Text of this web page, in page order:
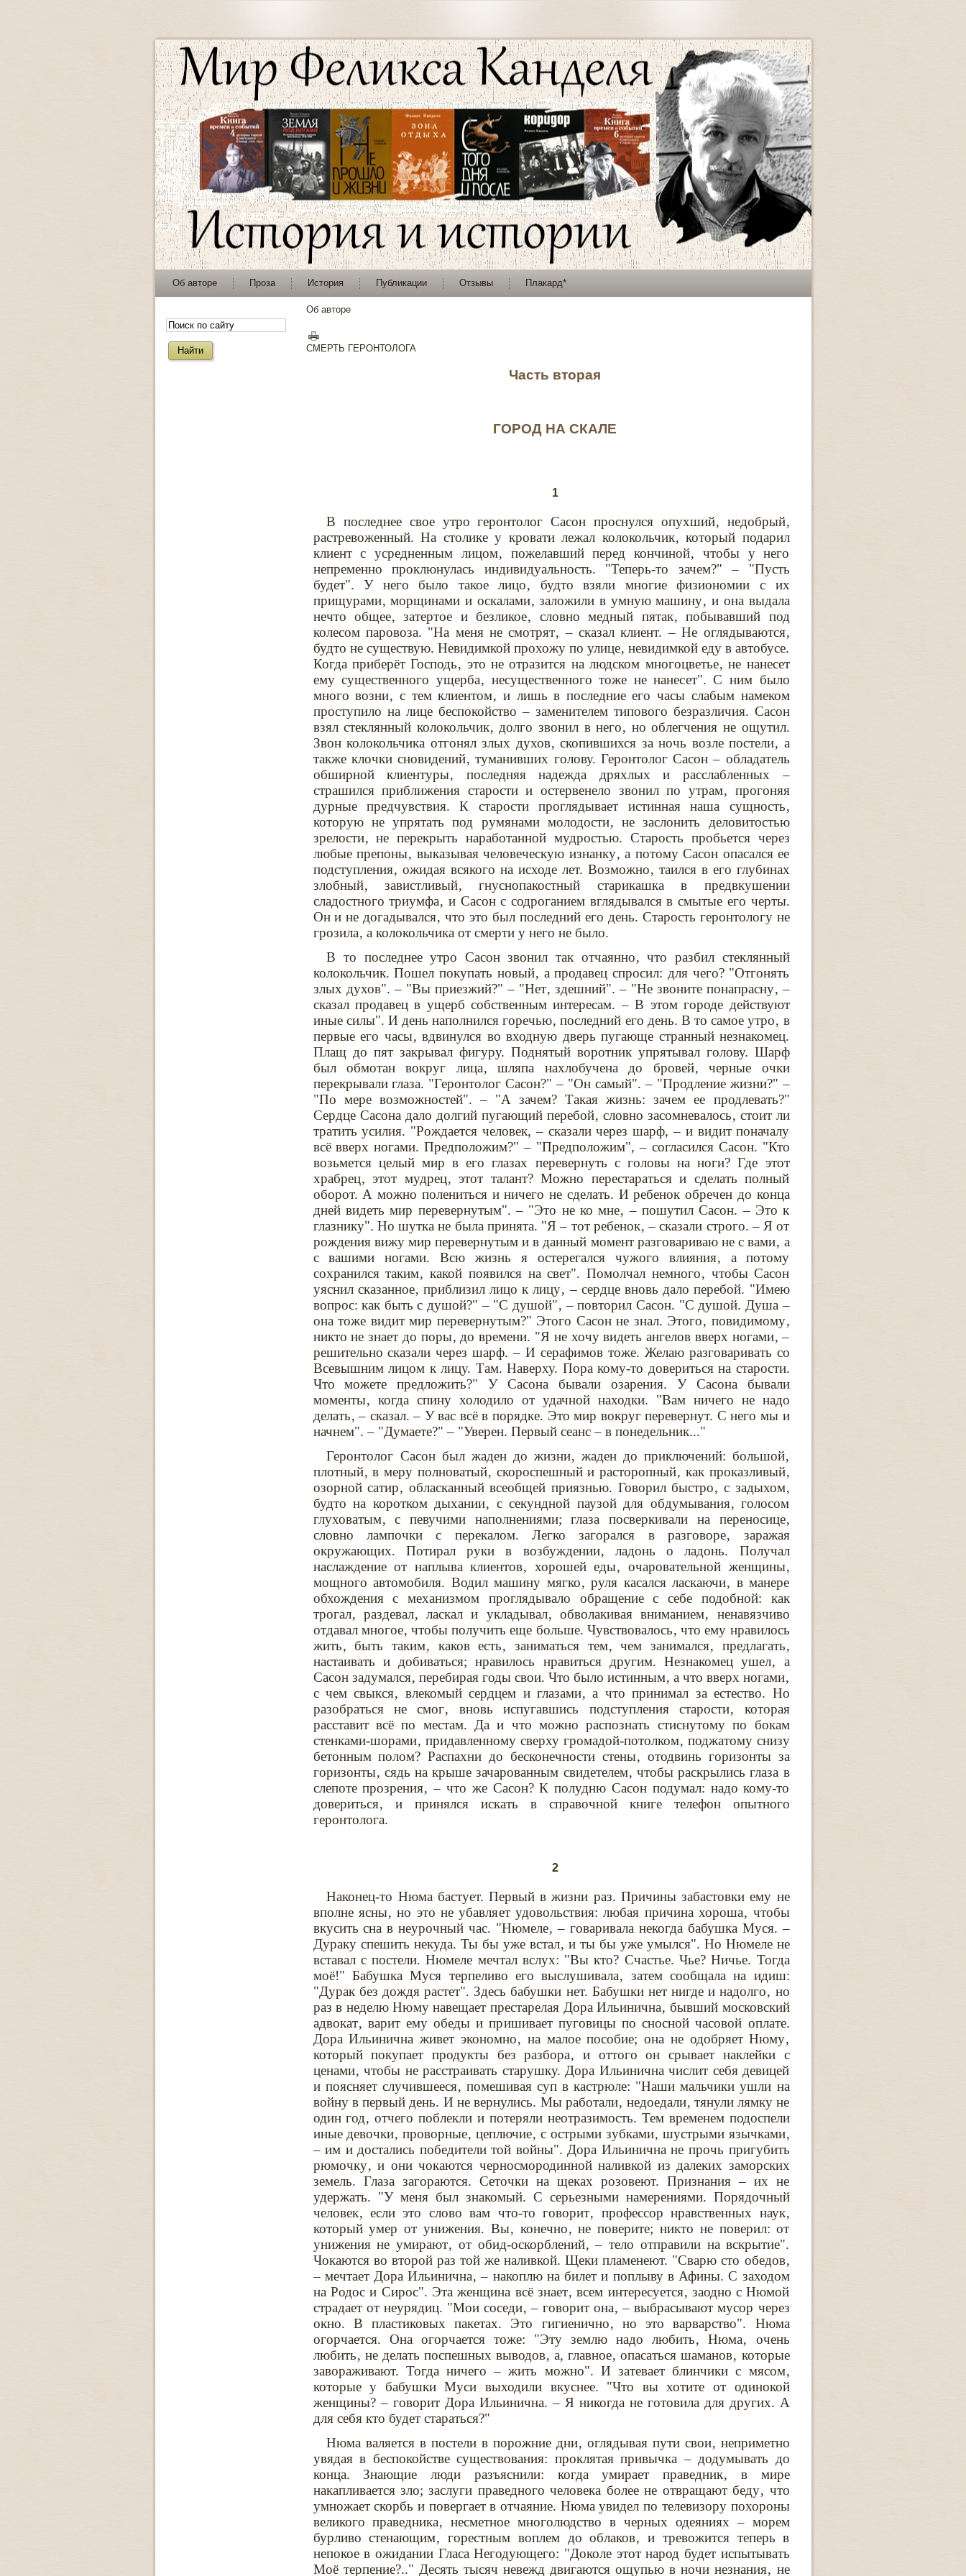
Об авторе Проза История Публикации Отзывы Плакард*
Об авторе
СМЕРТЬ ГЕРОНТОЛОГА
Часть вторая
ГОРОД НА СКАЛЕ
1
В последнее свое утро геронтолог Сасон проснулся опухший‚ недобрый‚
растревоженный. На столике у кровати лежал колокольчик‚ который подарил
клиент с усредненным лицом‚ пожелавший перед кончиной‚ чтобы у него
непременно проклюнулась индивидуальность. "Теперь-то зачем?" – "Пусть
будет". У него было такое лицо‚ будто взяли многие физиономии с их
прищурами‚ морщинами и оскалами‚ заложили в умную машину‚ и она выдала
нечто общее‚ затертое и безликое‚ словно медный пятак‚ побывавший под
колесом паровоза. "На меня не смотрят‚ – сказал клиент. – Не оглядываются‚
будто не существую. Невидимкой прохожу по улице‚ невидимкой еду в автобусе.
Когда приберёт Господь‚ это не отразится на людском многоцветье‚ не нанесет
ему существенного ущерба‚ несущественного тоже не нанесет". С ним было
много возни‚ с тем клиентом‚ и лишь в последние его часы слабым намеком
проступило на лице беспокойство – заменителем типового безразличия. Сасон
взял стеклянный колокольчик‚ долго звонил в него‚ но облегчения не ощутил.
Звон колокольчика отгонял злых духов‚ скопившихся за ночь возле постели‚ а
также клочки сновидений‚ туманивших голову. Геронтолог Сасон – обладатель
обширной клиентуры‚ последняя надежда дряхлых и расслабленных –
страшился приближения старости и остервенело звонил по утрам‚ прогоняя
дурные предчувствия. К старости проглядывает истинная наша сущность‚
которую не упрятать под румянами молодости‚ не заслонить деловитостью
зрелости‚ не перекрыть наработанной мудростью. Старость пробьется через
любые препоны‚ выказывая человеческую изнанку‚ а потому Сасон опасался ее
подступления‚ ожидая всякого на исходе лет. Возможно‚ таился в его глубинах
злобный‚ завистливый‚ гнуснопакостный старикашка в предвкушении
сладостного триумфа‚ и Сасон с содроганием вглядывался в смытые его черты.
Он и не догадывался‚ что это был последний его день. Старость геронтологу не
грозила‚ а колокольчика от смерти у него не было.
В то последнее утро Сасон звонил так отчаянно‚ что разбил стеклянный
колокольчик. Пошел покупать новый‚ а продавец спросил: для чего? "Отгонять
злых духов". – "Вы приезжий?" – "Нет‚ здешний". – "Не звоните понапрасну‚ –
сказал продавец в ущерб собственным интересам. – В этом городе действуют
иные силы". И день наполнился горечью‚ последний его день. В то самое утро‚ в
первые его часы‚ вдвинулся во входную дверь пугающе странный незнакомец.
Плащ до пят закрывал фигуру. Поднятый воротник упрятывал голову. Шарф
был обмотан вокруг лица‚ шляпа нахлобучена до бровей‚ черные очки
перекрывали глаза. "Геронтолог Сасон?" – "Он самый". – "Продление жизни?" –
"По мере возможностей". – "А зачем? Такая жизнь: зачем ее продлевать?"
Сердце Сасона дало долгий пугающий перебой‚ словно засомневалось‚ стоит ли
тратить усилия. "Рождается человек, – сказали через шарф, – и видит поначалу
всё вверх ногами. Предположим?" – "Предположим", – согласился Сасон. "Кто
возьмется целый мир в его глазах перевернуть с головы на ноги? Где этот
храбрец‚ этот мудрец‚ этот талант? Можно перестараться и сделать полный
оборот. А можно полениться и ничего не сделать. И ребенок обречен до конца
дней видеть мир перевернутым". – "Это не ко мне‚ – пошутил Сасон. – Это к
глазнику". Но шутка не была принята. "Я – тот ребенок‚ – сказали строго. – Я от
рождения вижу мир перевернутым и в данный момент разговариваю не с вами‚ а
с вашими ногами. Всю жизнь я остерегался чужого влияния‚ а потому
сохранился таким‚ какой появился на свет". Помолчал немного‚ чтобы Сасон
уяснил сказанное‚ приблизил лицо к лицу‚ – сердце вновь дало перебой. "Имею
вопрос: как быть с душой?" – "С душой"‚ – повторил Сасон. "С душой. Душа –
она тоже видит мир перевернутым?" Этого Сасон не знал. Этого‚ повидимому‚
никто не знает до поры‚ до времени. "Я не хочу видеть ангелов вверх ногами‚ –
решительно сказали через шарф. – И серафимов тоже. Желаю разговаривать со
Всевышним лицом к лицу. Там. Наверху. Пора кому-то довериться на старости.
Что можете предложить?" У Сасона бывали озарения. У Сасона бывали
моменты‚ когда спину холодило от удачной находки. "Вам ничего не надо
делать‚ – сказал. – У вас всё в порядке. Это мир вокруг перевернут. С него мы и
начнем". – "Думаете?" – "Уверен. Первый сеанс – в понедельник..."
Геронтолог Сасон был жаден до жизни‚ жаден до приключений: большой‚
плотный‚ в меру полноватый‚ скороспешный и расторопный‚ как проказливый‚
озорной сатир‚ обласканный всеобщей приязнью. Говорил быстро‚ с задыхом‚
будто на коротком дыхании‚ с секундной паузой для обдумывания‚ голосом
глуховатым‚ с певучими наполнениями; глаза посверкивали на переносице‚
словно лампочки с перекалом. Легко загорался в разговоре‚ заражая
окружающих. Потирал руки в возбуждении‚ ладонь о ладонь. Получал
наслаждение от наплыва клиентов‚ хорошей еды‚ очаровательной женщины‚
мощного автомобиля. Водил машину мягко‚ руля касался ласкаючи‚ в манере
обхождения с механизмом проглядывало обращение с себе подобной: как
трогал‚ раздевал‚ ласкал и укладывал‚ обволакивая вниманием‚ ненавязчиво
отдавал многое‚ чтобы получить еще больше. Чувствовалось‚ что ему нравилось
жить‚ быть таким‚ каков есть‚ заниматься тем‚ чем занимался‚ предлагать‚
настаивать и добиваться; нравилось нравиться другим. Незнакомец ушел‚ а
Сасон задумался‚ перебирая годы свои. Что было истинным‚ а что вверх ногами‚
с чем свыкся‚ влекомый сердцем и глазами‚ а что принимал за естество. Но
разобраться не смог‚ вновь испугавшись подступления старости‚ которая
расставит всё по местам. Да и что можно распознать стиснутому по бокам
стенками-шорами‚ придавленному сверху громадой-потолком‚ поджатому снизу
бетонным полом? Распахни до бесконечности стены‚ отодвинь горизонты за
горизонты‚ сядь на крыше зачарованным свидетелем‚ чтобы раскрылись глаза в
слепоте прозрения‚ – что же Сасон? К полудню Сасон подумал: надо кому-то
довериться‚ и принялся искать в справочной книге телефон опытного
геронтолога.
2
Наконец-то Нюма бастует. Первый в жизни раз. Причины забастовки ему не
вполне ясны‚ но это не убавляет удовольствия: любая причина хороша‚ чтобы
вкусить сна в неурочный час. "Нюмеле‚ – говаривала некогда бабушка Муся. –
Дураку спешить некуда. Ты бы уже встал‚ и ты бы уже умылся". Но Нюмеле не
вставал с постели. Нюмеле мечтал вслух: "Вы кто? Счастье. Чье? Ничье. Тогда
моё!" Бабушка Муся терпеливо его выслушивала‚ затем сообщала на идиш:
"Дурак без дождя растет". Здесь бабушки нет. Бабушки нет нигде и надолго‚ но
раз в неделю Нюму навещает престарелая Дора Ильинична‚ бывший московский
адвокат‚ варит ему обеды и пришивает пуговицы по сносной часовой оплате.
Дора Ильинична живет экономно‚ на малое пособие; она не одобряет Нюму‚
который покупает продукты без разбора‚ и оттого он срывает наклейки с
ценами‚ чтобы не расстраивать старушку. Дора Ильинична числит себя девицей
и поясняет случившееся‚ помешивая суп в кастрюле: "Наши мальчики ушли на
войну в первый день. И не вернулись. Мы работали‚ недоедали‚ тянули лямку не
один год‚ отчего поблекли и потеряли неотразимость. Тем временем подоспели
иные девочки‚ проворные‚ цеплючие‚ с острыми зубками‚ шустрыми язычками‚
– им и достались победители той войны". Дора Ильинична не прочь пригубить
рюмочку‚ и они чокаются черносмородинной наливкой из далеких заморских
земель. Глаза загораются. Сеточки на щеках розовеют. Признания – их не
удержать. "У меня был знакомый. С серьезными намерениями. Порядочный
человек‚ если это слово вам что-то говорит‚ профессор нравственных наук‚
который умер от унижения. Вы‚ конечно‚ не поверите; никто не поверил: от
унижения не умирают‚ от обид-оскорблений‚ – тело отправили на вскрытие".
Чокаются во второй раз той же наливкой. Щеки пламенеют. "Сварю сто обедов‚
– мечтает Дора Ильинична‚ – накоплю на билет и поплыву в Афины. С заходом
на Родос и Сирос". Эта женщина всё знает‚ всем интересуется‚ заодно с Нюмой
страдает от неурядиц. "Мои соседи‚ – говорит она‚ – выбрасывают мусор через
окно. В пластиковых пакетах. Это гигиенично‚ но это варварство". Нюма
огорчается. Она огорчается тоже: "Эту землю надо любить‚ Нюма‚ очень
любить‚ не делать поспешных выводов‚ а, главное‚ опасаться шаманов‚ которые
завораживают. Тогда ничего – жить можно". И затевает блинчики с мясом‚
которые у бабушки Муси выходили вкуснее. "Что вы хотите от одинокой
женщины? – говорит Дора Ильинична. – Я никогда не готовила для других. А
для себя кто будет стараться?"
Нюма валяется в постели в порожние дни‚ оглядывая пути свои‚ неприметно
увядая в беспокойстве существования: проклятая привычка – додумывать до
конца. Знающие люди разъяснили: когда умирает праведник‚ в мире
накапливается зло; заслуги праведного человека более не отвращают беду‚ что
умножает скорбь и повергает в отчаяние. Нюма увидел по телевизору похороны
великого праведника‚ несметное многолюдство в черных одеяниях – морем
бурливо стенающим‚ горестным воплем до облаков‚ и тревожится теперь в
непокое в ожидании Гласа Негодующего: "Доколе этот народ будет испытывать
Моё терпение?.." Десять тысяч невежд двигаются ощупью в ночи незнания‚ не